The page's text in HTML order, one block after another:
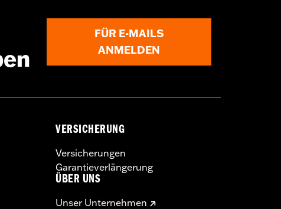
FÜR E-MAILS
ANMELDEN
VERSICHERUNG
Versicherungen
Garantieverlängerung
ÜBER UNS
Unser Unternehmen